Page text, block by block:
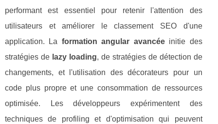
performant est essentiel pour retenir l'attention des
utilisateurs et améliorer le classement SEO d'une
application. La formation angular avancéeinitie des
stratégies de lazy loading, de stratégies de détection de
changements, et l'utilisation des décorateurs pour un
code plus propre et une consommation de ressources
optimisée. Les développeurs expérimentent des
techniques de profiling et d'optimisation qui peuvent